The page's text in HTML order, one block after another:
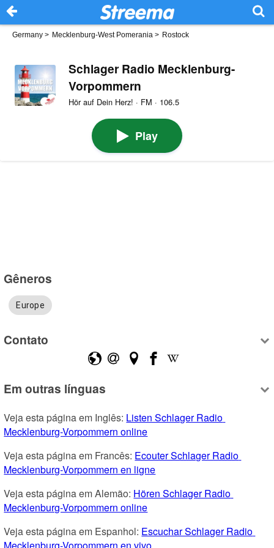
Germany > Mecklenburg-West Pomerania > Rostock
Schlager Radio Mecklenburg-
Vorpommern
Hör auf Dein Herz! · FM · 106.5
Play
Gêneros
Europe
Contato
Em outras línguas
Veja esta página em Inglês: Listen Schlager Radio
Mecklenburg-Vorpommern online
Veja esta página em Francês: Ecouter Schlager Radio
Mecklenburg-Vorpommern en ligne
Veja esta página em Alemão: Hören Schlager Radio
Mecklenburg-Vorpommern online
Veja esta página em Espanhol: Escuchar Schlager Radio
Mecklenburg-Vorpommern en vivo